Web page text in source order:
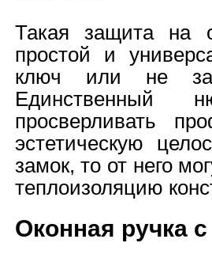
Такая защита на
простой и
ключ или не
Единственный
просверливать
эстетическую
замок, то от него
теплоизоляцию
Оконная ручка